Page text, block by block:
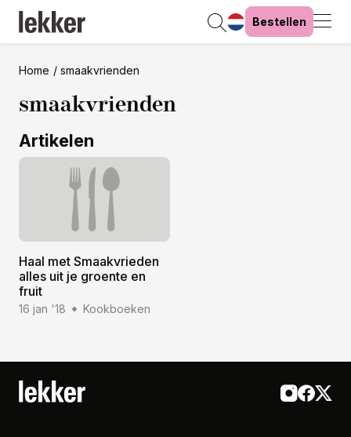
Bestellen
Home smaakvrienden
smaakvrienden
Artikelen
Haal met Smaakvrieden
alles uit je groente en
fruit
16 jan '18 Kookboeken